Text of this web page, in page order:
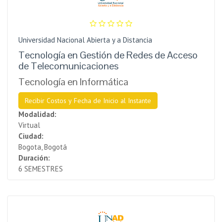
Universidad Nacional Abierta y a Distancia
Tecnología en Gestión de Redes de Acceso
de Telecomunicaciones
Tecnología en Informática
Recibir Costos y Fecha de Inicio al Instante
Modalidad:
Virtual
Ciudad:
Bogota, Bogotá
Duración:
6 SEMESTRES